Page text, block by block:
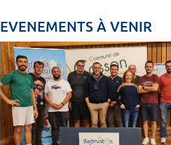
EVENEMENTS À VENIR